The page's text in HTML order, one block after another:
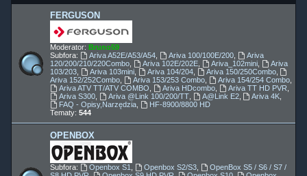
FERGUSON
Moderator: Bruno59
Subfora:
Ariva A52E/A53/A54, Ariva 100/100E/200,
Ariva
120/200/210/220Combo
Ariva 102E/202E, Ariva_102mini,
Ariva
103/203
Ariva 103mini, Ariva 104/204, Ariva 150/250Combo,
Ariva 152/252Combo
Ariva 153/253 Combo, Ariva 154/254 Combo,
Ariva ATV TT/ATV COMBO
Ariva HDcombo, Ariva TT HD PVR
Ariva S300, Ariva @Link 100/200/TT, A@Link E2, Ariva 4K
FAQ - Opisy,Narzędzia,
HF-8900/8800 HD
Tematy: 544
OPENBOX
Subfora: Openbox S1 Openbox S2/S3,
OpenBox S5 / S6 / S7 /